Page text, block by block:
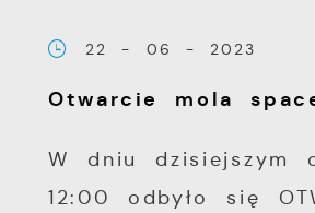
22 - 06 - 2023
Otwarcie mola
W dniu dzisiejszym
12:00 odbyło się